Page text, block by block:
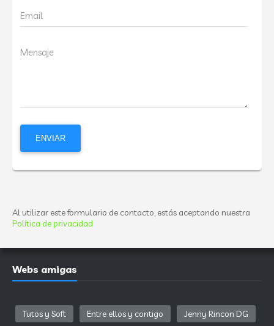
Email
Mensaje
Al utilizar este formulario de contacto, estás aceptando nuestra
Política de privacidad
Webs amigas
Tutos y Soft Entre ellos y contigo Jenny Rincon DG